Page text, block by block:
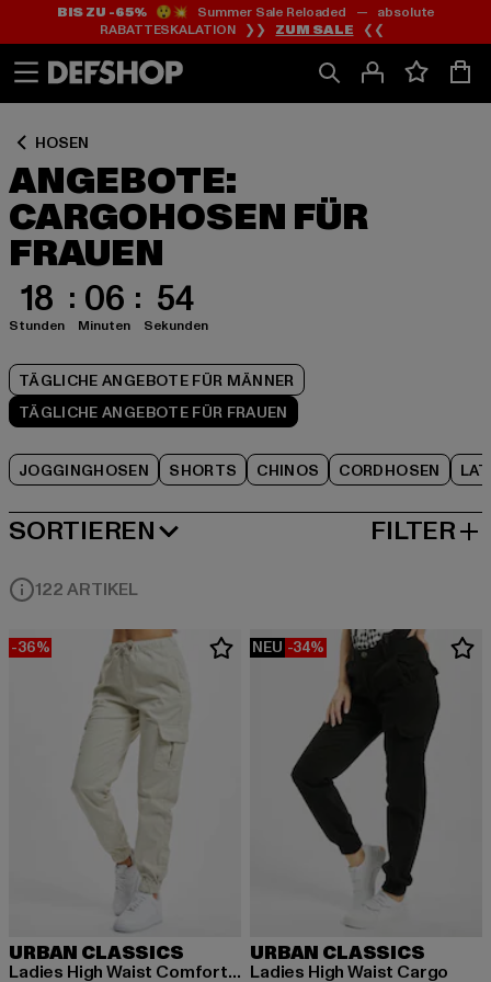
Zum
Inhalt
springen
Zum
Fußzeile
springen
BIS ZU -65%😲💥 Summer Sale Reloaded — absolute
RABATTESKALATION ❯❯ ZUM SALE ❮❮
HOSEN
ANGEBOTE:
CARGOHOSEN FÜR
FRAUEN
18
Stunden
06
Minuten
53
Sekunden
TÄGLICHE ANGEBOTE FÜR MÄNNER
TÄGLICHE ANGEBOTE FÜR FRAUEN
JOGGINGHOSEN SHORTS CHINOS CORDHOSEN
Zum
Produktraster
springen
SORTIEREN
BELIEBTESTE FILTER
122 ARTIKEL
-36%
URBAN CLASSICS
Ladies High Waist Comfort Jogging
NEU -34%
URBAN CLASSICS
Ladies High Waist Cargo